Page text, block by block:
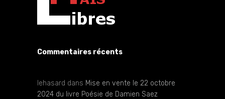
Commentaires récents
lehasard dans Mise en vente le 22 octobre
2024 du livre Poésie de Damien Saez